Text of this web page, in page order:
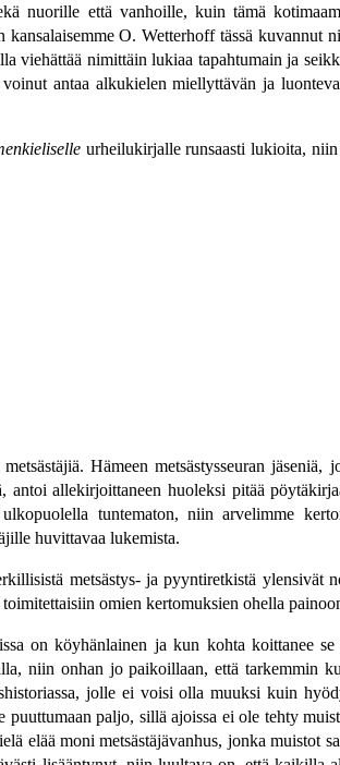
nuorille että vanhoille, kuin tämä
O. Wetterhoff tässä
viehättää nimittäin lukiaa tapahtumain ja
antaa alkukielen miellyttävän ja
urheilukirjalle runsaasti lukioita, niin
Hämeen metsästysseuran
antoi allekirjoittaneen huoleksi pitää
tuntematon, niin arvelimme
huvittavaa lukemista.
metsästys- ja pyyntiretkistä ylensivät
omien kertomuksien ohella
on köyhänlainen ja kun kohta
niin onhan jo paikoillaan, että tarkemmin
jolle ei voisi olla muuksi kuin
paljo, sillä ajoissa ei ole tehty
elää moni metsästäjävanhus, jonka